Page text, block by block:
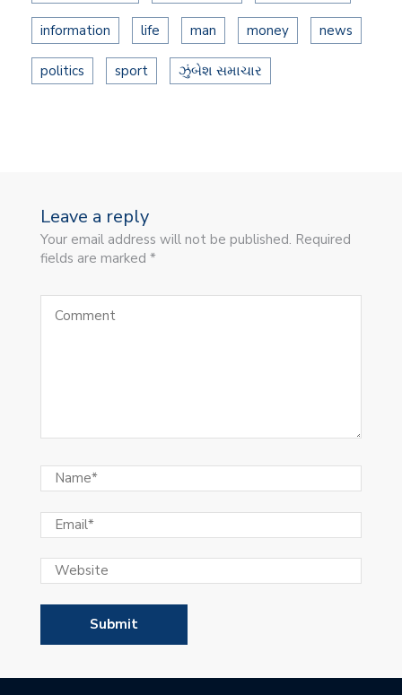
information life man money news
politics sport ઝુંબેશ સમાચાર
Leave a reply
Your email address will not be published. Required
fields are marked *